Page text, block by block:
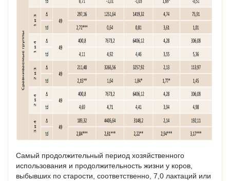
Самый продолжительный период хозяйственного
использования и продолжительность жизни у коров,
выбывших по старости, соответственно, 7,0 лактаций или